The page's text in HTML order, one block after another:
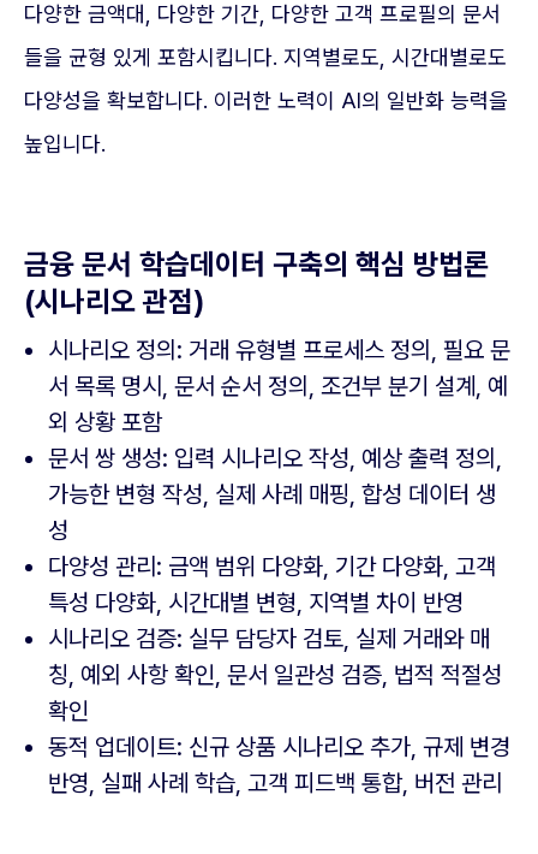
다양한 금액대, 다양한 기간, 다양한 고객 프로필의 문서
들을 균형 있게 포함시킵니다. 지역별로도, 시간대별로도
다양성을 확보합니다. 이러한 노력이 AI의 일반화 능력을
높입니다.
금융 문서 학습데이터 구축의 핵심 방법론
(시나리오 관점)
시나리오 정의: 거래 유형별 프로세스 정의, 필요 문
서 목록 명시, 문서 순서 정의, 조건부 분기 설계, 예
외 상황 포함
문서 쌍 생성: 입력 시나리오 작성, 예상 출력 정의,
가능한 변형 작성, 실제 사례 매핑, 합성 데이터 생
성
다양성 관리: 금액 범위 다양화, 기간 다양화, 고객
특성 다양화, 시간대별 변형, 지역별 차이 반영
시나리오 검증: 실무 담당자 검토, 실제 거래와 매
칭, 예외 사항 확인, 문서 일관성 검증, 법적 적절성
확인
동적 업데이트: 신규 상품 시나리오 추가, 규제 변경
반영, 실패 사례 학습, 고객 피드백 통합, 버전 관리